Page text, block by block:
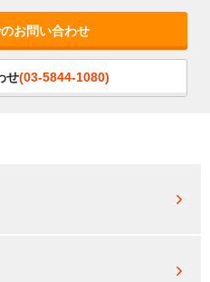
お問い合わせ
せ(03-5844-1080)